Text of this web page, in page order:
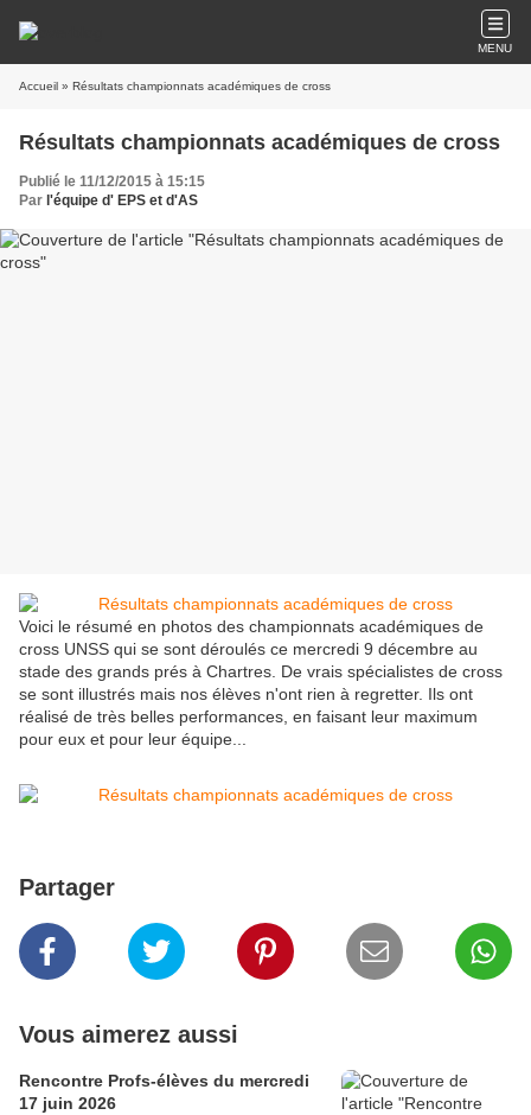
MENU
Accueil » Résultats championnats académiques de cross
Résultats championnats académiques de cross
Publié le 11/12/2015 à 15:15
Par l'équipe d' EPS et d'AS
Voici le résumé en photos des championnats académiques de
cross UNSS qui se sont déroulés ce mercredi 9 décembre au
stade des grands prés à Chartres. De vrais spécialistes de cross
se sont illustrés mais nos élèves n'ont rien à regretter. Ils ont
réalisé de très belles performances, en faisant leur maximum
pour eux et pour leur équipe...
Partager
Vous aimerez aussi
Rencontre Profs-élèves du mercredi
17 juin 2026